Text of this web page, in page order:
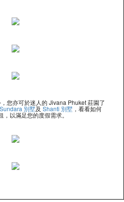
您亦可於迷人的 Jivana Phuket 莊園了
Sundara 別墅及Shanti 別墅 ，看看如何
，以滿足您的度假需求。